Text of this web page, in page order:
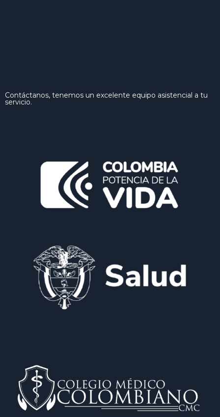
Contáctanos, tenemos un excelente equipo asistencial a tu
servicio.